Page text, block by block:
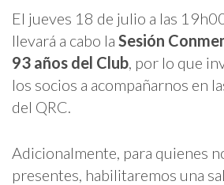
El jueves 18 de julio a las
llevará a cabo la Sesión
93 años del Club, por lo que
los socios a acompañarnos en
del QRC.
Adicionalmente, para quienes
presentes, habilitaremos una